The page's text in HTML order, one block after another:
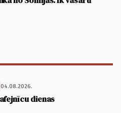
04.08.2026.
dienas